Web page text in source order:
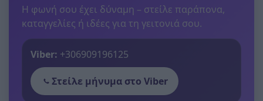
Η φωνή σου έχει δύναμη – στείλε παράπονα,
καταγγελίες ή ιδέες για τη γειτονιά σου.
Viber: +306909196125
Στείλε μήνυμα στο Viber